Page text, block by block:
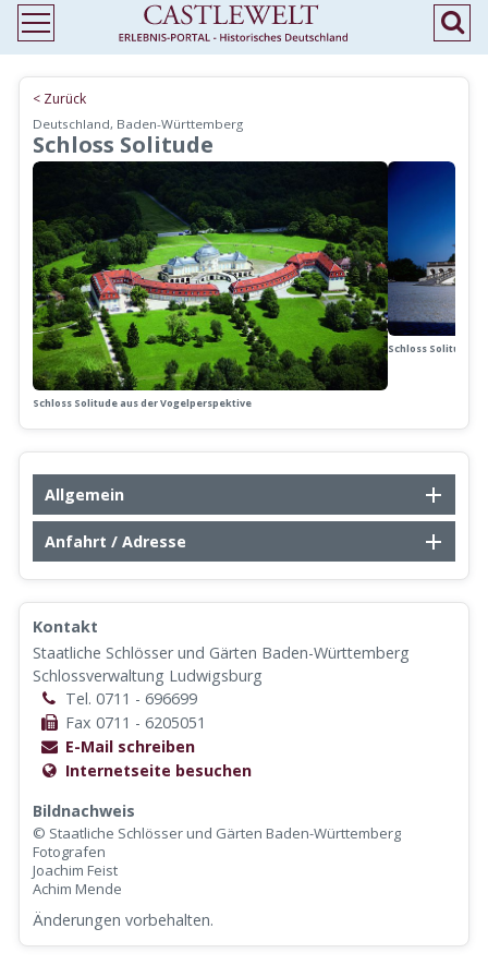
< Zurück
Deutschland, Baden-Württemberg
Schloss Solitude
Schloss Solitude aus der Vogelperspektive
Schloss Solitude,
Allgemein
Anfahrt / Adresse
Kontakt
Staatliche Schlösser und Gärten Baden-Württemberg
Schlossverwaltung Ludwigsburg
Tel. 0711 - 696699
Fax 0711 - 6205051
E-Mail schreiben
Internetseite besuchen
Bildnachweis
© Staatliche Schlösser und Gärten Baden-Württemberg
Fotografen
Joachim Feist
Achim Mende
Änderungen vorbehalten.